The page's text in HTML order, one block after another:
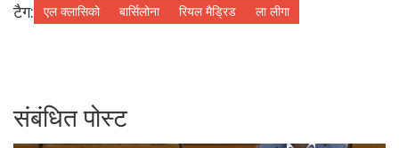
टैग: एल क्लासिको बार्सिलोना रियल मैड्रिड ला लीगा
संबंधित पोस्ट